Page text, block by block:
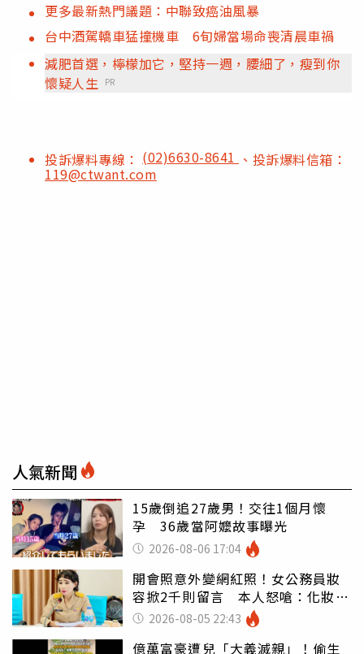
更多最新熱門議題：中聯致癌油風暴
台中酒駕轎車猛撞機車 6旬婦當場命喪清晨車禍
減肥首選，檸檬加它，堅持一週，腰細了，瘦到你
懷疑人生 PR
投訴爆料專線： (02)6630-8641 、投訴爆料信箱：
119@ctwant.com
人氣新聞
15歲倒追27歲男！交往1個月懷
孕 36歲當阿嬤故事曝光
2026-08-06 17:04
開會照意外變網紅照！女公務員妝
容掀2千則留言 本人怒嗆：化妝有
錯嗎2026-08-05 22:43
億萬富豪遭兒「大義滅親」！偷生